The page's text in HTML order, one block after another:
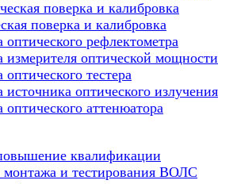
поверка и калибровка
оптического рефлектометра
измерителя оптической мощности
тестера
источника оптического излучения
оптического аттенюатора
квалификации
и тестирования ВОЛС